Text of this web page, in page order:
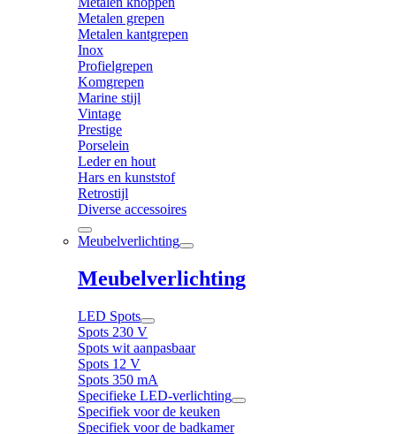
Metalen grepen
Metalen kantgrepen
Inox
Profielgrepen
Komgrepen
Marine stijl
Vintage
Prestige
Porselein
Leder en hout
Hars en kunststof
Retrostijl
Diverse accessoires
Meubelverlichting
Meubelverlichting
LED Spots
Spots 230 V
Spots wit aanpasbaar
Spots 12 V
Spots 350 mA
Specifieke LED-verlichting
Specifiek voor de keuken
Specifiek voor de badkamer